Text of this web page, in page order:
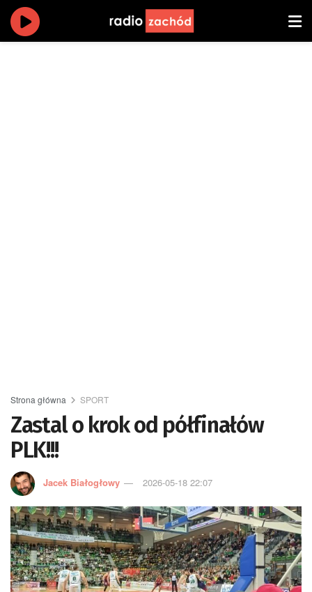
Strona główna SPORT
Zastal o krok od półfinałów
PLK!!!
Jacek Białogłowy 2026-05-18 22:07